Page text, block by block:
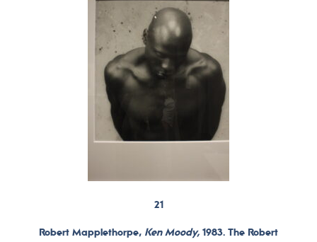
21
Robert Mapplethorpe, Ken Moody, 1983. The Robert